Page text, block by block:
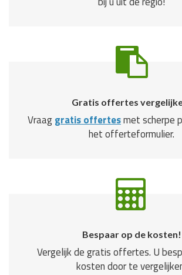
Gratis offertes
Vraaggratis offertesmet scherpe
het offerteformulier.
Bespaar op de kosten!
Vergelijk de gratis offertes. U
kosten door te